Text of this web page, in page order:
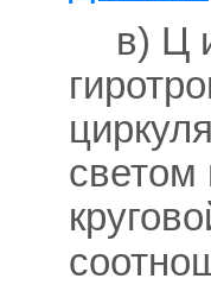
в) Ц
светом